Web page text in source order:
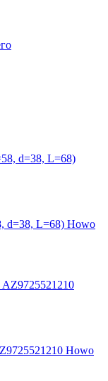
d=38, L=68) Howo
Howo